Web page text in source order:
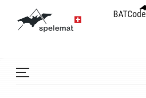
BATCode
BATCode